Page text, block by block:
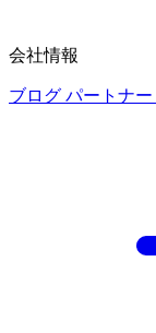
会社情報
ブログ パートナー